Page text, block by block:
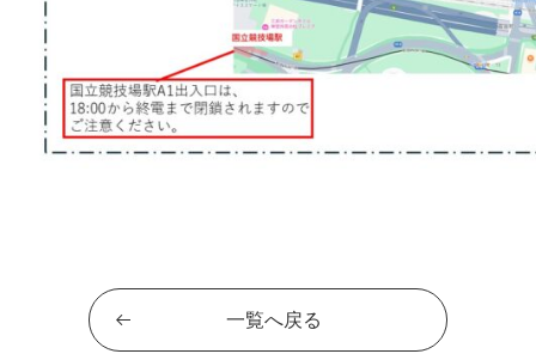
一覧へ戻る